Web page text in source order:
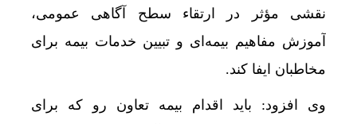
نقشی مؤثر در ارتقاء سطح آگاهی عمومی،
آموزش مفاهیم بیمه‌ای و تبیین خدمات بیمه برای
مخاطبان ایفا کند.
وی افزود: باید اقدام بیمه تعاون رو که برای